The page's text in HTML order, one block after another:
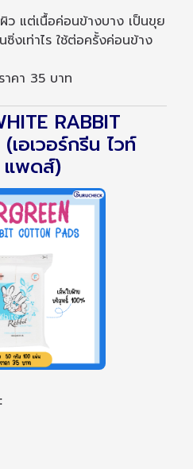
ว แต่เนื้อค่อนข้างบาง เป็นขุย
งเท่าไร ใช้ต่อครั้งค่อนข้าง
คา 35 บาท
RABBIT
เอเวอร์กรีน ไวท์
พดส์)